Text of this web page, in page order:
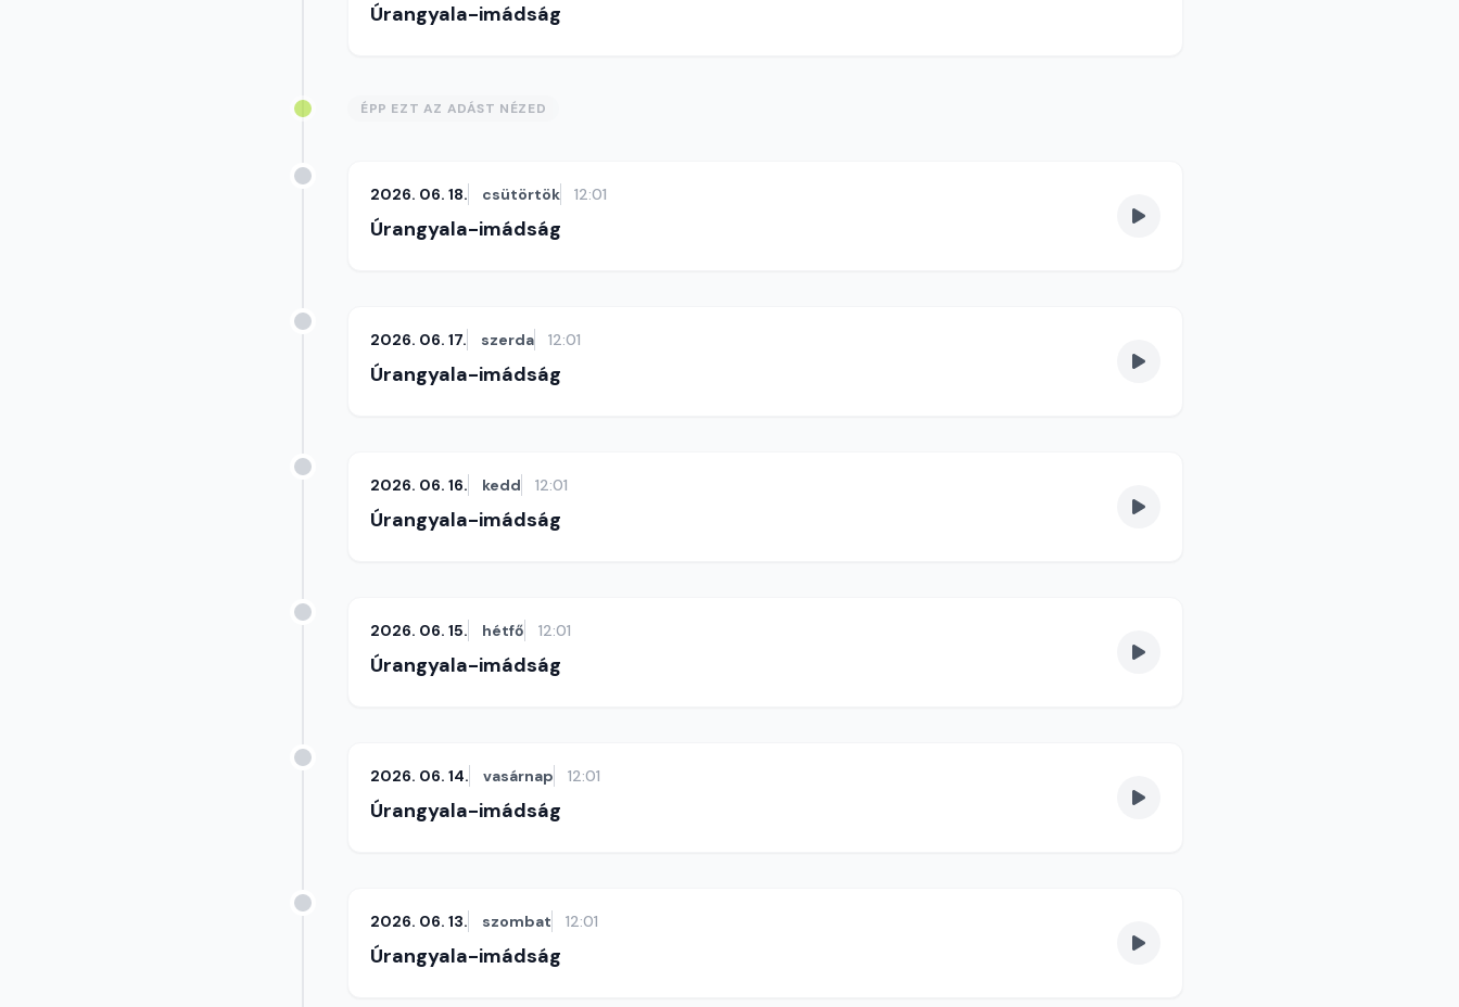
Úrangyala-imádság
ÉPP EZT AZ ADÁST NÉZED
2026. 06. 18. csütörtök 12:01
Úrangyala-imádság
2026. 06. 17. szerda 12:01
Úrangyala-imádság
2026. 06. 16. kedd 12:01
Úrangyala-imádság
2026. 06. 15. hétfő 12:01
Úrangyala-imádság
2026. 06. 14. vasárnap 12:01
Úrangyala-imádság
2026. 06. 13. szombat 12:01
Úrangyala-imádság